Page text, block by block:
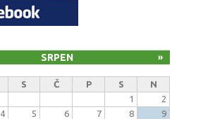
SRPEN »
S Č P S
N
1
2
4 5 6 7 8
9